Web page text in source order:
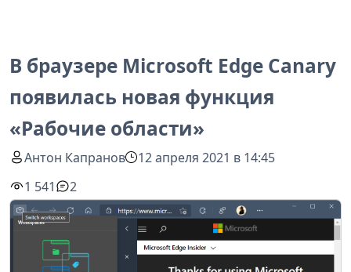
В браузере Microsoft Edge Canary
появилась новая функция
«Рабочие области»
Антон Капранов
12 апреля 2021 в 14:45
1 541
2